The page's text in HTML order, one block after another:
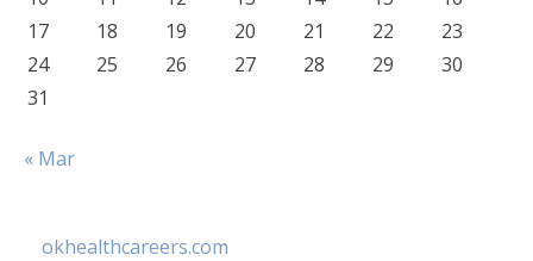
17
18 19 20 21 22
23
24
25 26 27 28 29
30
31
« Mar
okhealthcareers.com